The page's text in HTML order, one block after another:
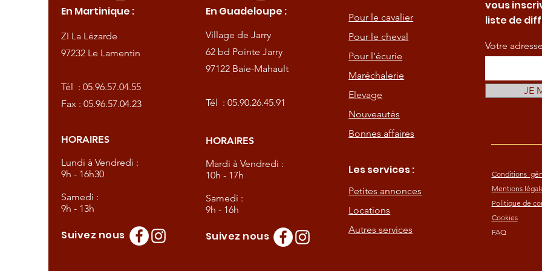
En Martinique :
ZI La Lézarde
97232 Le Lamentin
Tél :05.96.57.04.55
Fax : 05.96.57.04.23
HORAIRES
Lundi à Vendredi :
9h - 16h30
Samedi :
9h - 13h
Suivez nous
En Guadeloupe :
Village de Jarry
62 bd Pointe Jarry
97122 Baie-Mahault
Tél : 05.90.26.45.91
HORAIRES
Mardi à Vendredi :
10h - 17h
Samedi :
9h - 16h
Suivez nous
Pour le cavalier
Pour le cheval
Pour l'écurie
Maréchalerie
Elevage
Nouveautés
Bonnes affaires
Les services :
Petites annonces
Locations
Autres services
vous
liste de
Votre
JE
Conditions
Mentions
Politique de
Cookies
FAQ